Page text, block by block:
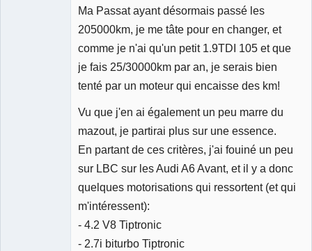
Ma Passat ayant désormais passé les
205000km, je me tâte pour en changer, et
comme je n'ai qu'un petit 1.9TDI 105 et que
je fais 25/30000km par an, je serais bien
tenté par un moteur qui encaisse des km!
Vu que j'en ai également un peu marre du
mazout, je partirai plus sur une essence.
En partant de ces critères, j'ai fouiné un peu
sur LBC sur les Audi A6 Avant, et il y a donc
quelques motorisations qui ressortent (et qui
m'intéressent):
- 4.2 V8 Tiptronic
- 2.7i biturbo Tiptronic